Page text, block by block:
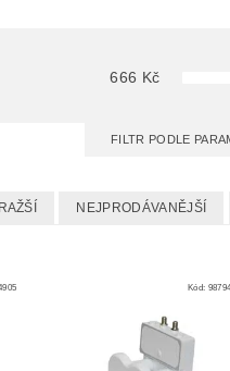
666 Kč
FILTR PODLE
NEJPRODÁVANĚJŠÍ
Kód: